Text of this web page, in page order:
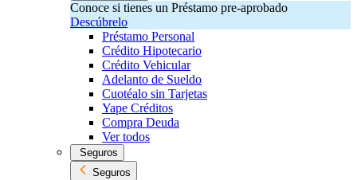
Conoce si tienes un Préstamo pre-aprobado
Descúbrelo
Préstamo Personal
Crédito Hipotecario
Crédito Vehicular
Adelanto de Sueldo
Cuotéalo sin Tarjetas
Yape Créditos
Compra Deuda
Ver todos
Seguros
Seguros